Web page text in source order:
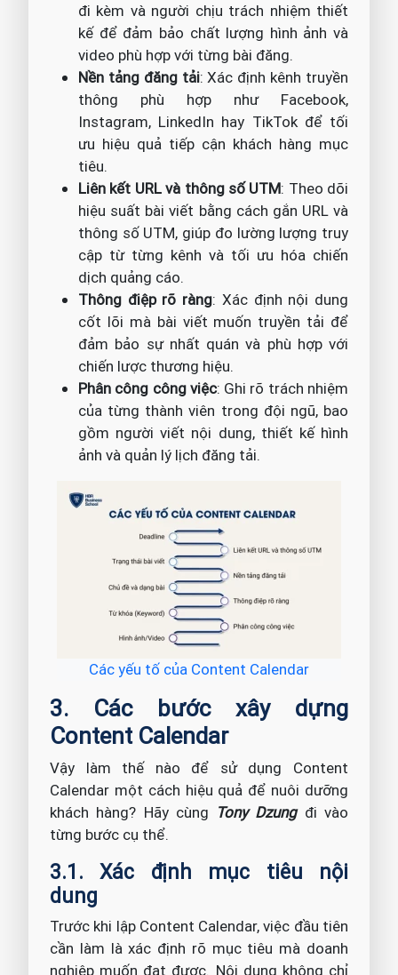
đi kèm và người chịu trách nhiệm thiết
kế để đảm bảo chất lượng hình ảnh và
video phù hợp với từng bài đăng.
Nền tảng đăng tải: Xác định kênh truyền
thông phù hợp như Facebook,
Instagram, LinkedIn hay TikTok để tối
ưu hiệu quả tiếp cận khách hàng mục
tiêu.
Liên kết URL và thông số UTM: Theo dõi
hiệu suất bài viết bằng cách gắn URL và
thông số UTM, giúp đo lường lượng truy
cập từ từng kênh và tối ưu hóa chiến
dịch quảng cáo.
Thông điệp rõ ràng: Xác định nội dung
cốt lõi mà bài viết muốn truyền tải để
đảm bảo sự nhất quán và phù hợp với
chiến lược thương hiệu.
Phân công công việc: Ghi rõ trách nhiệm
của từng thành viên trong đội ngũ, bao
gồm người viết nội dung, thiết kế hình
ảnh và quản lý lịch đăng tải.
Các yếu tố của Content Calendar
3. Các bước xây dựng
Content Calendar
Vậy làm thế nào để sử dụng Content
Calendar một cách hiệu quả để nuôi dưỡng
khách hàng? Hãy cùng Tony Dzungđi vào
từng bước cụ thể.
3.1. Xác định mục tiêu nội
dung
Trước khi lập Content Calendar, việc đầu tiên
cần làm là xác định rõ mục tiêu mà doanh
nghiệp muốn đạt được. Nội dung không chỉ